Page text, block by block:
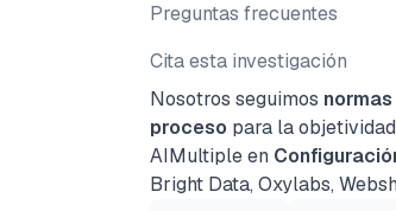
Preguntas frecuentes
Cita esta investigación
Nosotros seguimos
proceso para la
AIMultiple en
Bright Data, Oxylabs,